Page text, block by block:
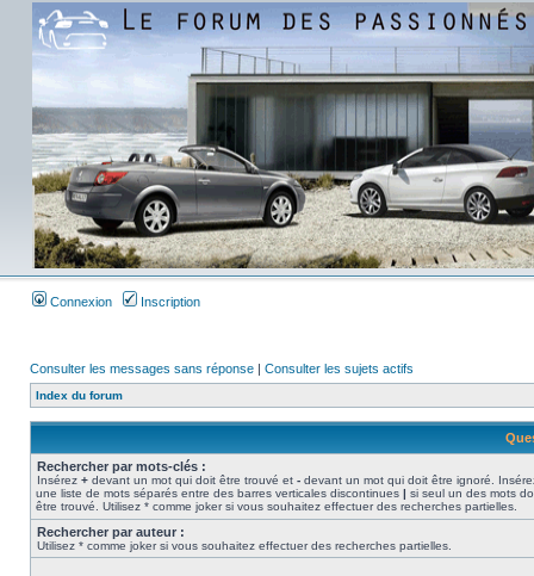
Connexion Inscription
Consulter les messages sans réponse | Consulter les sujets actifs
Index du forum
Rechercher par mots-clés :
Insérez + devant un mot qui doit être trouvé et - devant un mot qui doit être ignoré.
une liste de mots séparés entre des barres verticales discontinues | si seul un des mots
être trouvé. Utilisez * comme joker si vous souhaitez effectuer des recherches partielles.
Rechercher par auteur :
Utilisez * comme joker si vous souhaitez effectuer des recherches partielles.